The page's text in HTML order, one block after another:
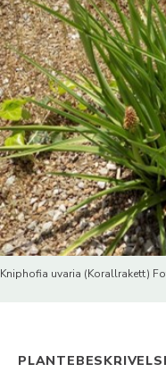
Kniphofia uvaria (Korallrakett)